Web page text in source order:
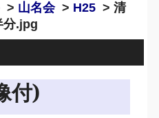
> 山名会> H25 > 清
分.jpg
付)